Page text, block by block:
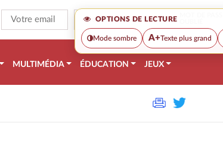
OPTIONS DE LECTURE
Mode sombre A+Texte plus grand
MULTIMÉDIA ÉDUCATION JEUX